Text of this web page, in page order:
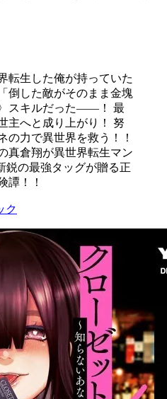
転生した俺が持っていた
倒した敵がそのまま金塊
スキルだった――！ 最
主へと成り上がり！ 努
の力で異世界を救う！！
真倉翔が異世界転生マン
鋭の最強タッグが贈る正
譚！！
ク